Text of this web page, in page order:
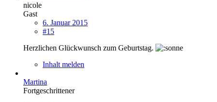
nicole
Gast
6. Januar 2015
#15
Herzlichen Glückwunsch zum Geburtstag.
Inhalt melden
Martina
Fortgeschrittener